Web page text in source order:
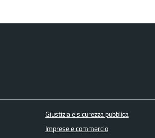
Giustizia e sicurezza pubblica
Imprese e commercio